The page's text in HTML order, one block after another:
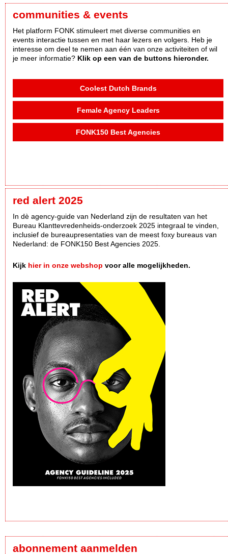
communities & events
Het platform FONK stimuleert met diverse communities en
events interactie tussen en met haar lezers en volgers. Heb je
interesse om deel te nemen aan één van onze activiteiten of wil
je meer informatie? Klik op een van de buttons hieronder.
Coolest Dutch Brands
Female Agency Leaders
FONK150 Best Agencies
red alert 2025
In dè agency-guide van Nederland zijn de resultaten van het
Bureau Klanttevredenheids-onderzoek 2025 integraal te vinden,
inclusief de bureaupresentaties van de meest foxy bureaus van
Nederland: de FONK150 Best Agencies 2025.
Kijk hier in onze webshop voor alle mogelijkheden.
abonnement aanmelden